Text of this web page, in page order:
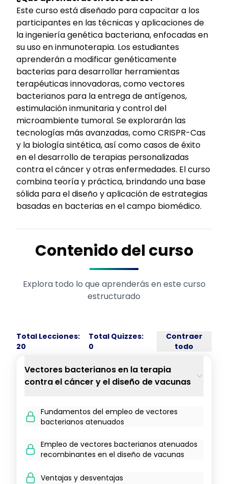
Este curso está diseñado para capacitar a los
participantes en las técnicas y aplicaciones de
la ingeniería genética bacteriana, enfocadas en
su uso en inmunoterapia. Los estudiantes
aprenderán a modificar genéticamente
bacterias para desarrollar herramientas
terapéuticas innovadoras, como vectores
bacterianos para la entrega de antígenos,
estimulación inmunitaria y control del
microambiente tumoral. Se explorarán las
tecnologías más avanzadas, como CRISPR-Cas
y la biología sintética, así como casos de éxito
en el desarrollo de terapias personalizadas
contra el cáncer y otras enfermedades. El curso
combina teoría y práctica, brindando una base
sólida para el diseño y aplicación de estrategias
basadas en bacterias en el campo biomédico.
Contenido del curso
Explora todo lo que aprenderás en este curso
estructurado
Total Lecciones:
20
Total Quizzes:
0
Contraer
todo
Vectores bacterianos en la terapia
contra el cáncer y el diseño de vacunas
Fundamentos del empleo de vectores
bacterianos atenuados
Empleo de vectores bacterianos atenuados
recombinantes en el diseño de vacunas
Ventajas y desventajas